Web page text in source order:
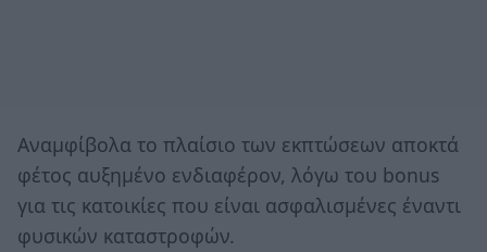
Αναμφίβολα το πλαίσιο των εκπτώσεων αποκτά
φέτος αυξημένο ενδιαφέρον, λόγω του bonus
για τις κατοικίες που είναι ασφαλισμένες έναντι
φυσικών καταστροφών.